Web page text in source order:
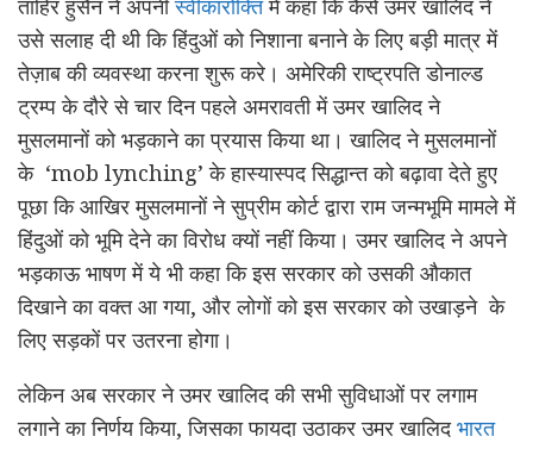
ताहिर हुसैन ने अपनीस्वीकारोक्तिमें कहा कि कैसे उमर खालिद ने
उसे सलाह दी थी कि हिंदुओं को निशाना बनाने के लिए बड़ी मात्र में
तेज़ाब की व्यवस्था करना शुरू करे। अमेरिकी राष्ट्रपति डोनाल्ड
ट्रम्प के दौरे से चार दिन पहले अमरावती में उमर खालिद ने
मुसलमानों को भड़काने का प्रयास किया था। खालिद ने मुसलमानों
के ‘mob lynching’ के हास्यास्पद सिद्धान्त को बढ़ावा देते हुए
पूछा कि आखिर मुसलमानों ने सुप्रीम कोर्ट द्वारा राम जन्मभूमि मामले में
हिंदुओं को भूमि देने का विरोध क्यों नहीं किया। उमर खालिद ने अपने
भड़काऊ भाषण में ये भी कहा कि इस सरकार को उसकी औकात
दिखाने का वक्त आ गया, और लोगों को इस सरकार को उखाड़ने के
लिए सड़कों पर उतरना होगा।
लेकिन अब सरकार ने उमर खालिद की सभी सुविधाओं पर लगाम
लगाने का निर्णय किया, जिसका फायदा उठाकर उमर खालिदभारत